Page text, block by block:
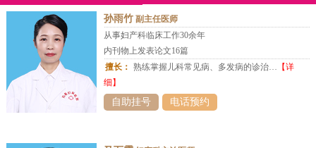
孙雨竹副主任医师
从事妇产科临床工作30余年
内刊物上发表论文16篇
擅长： 熟练掌握儿科常见病、多发病的诊治… 【详
细】
自助挂号 电话预约